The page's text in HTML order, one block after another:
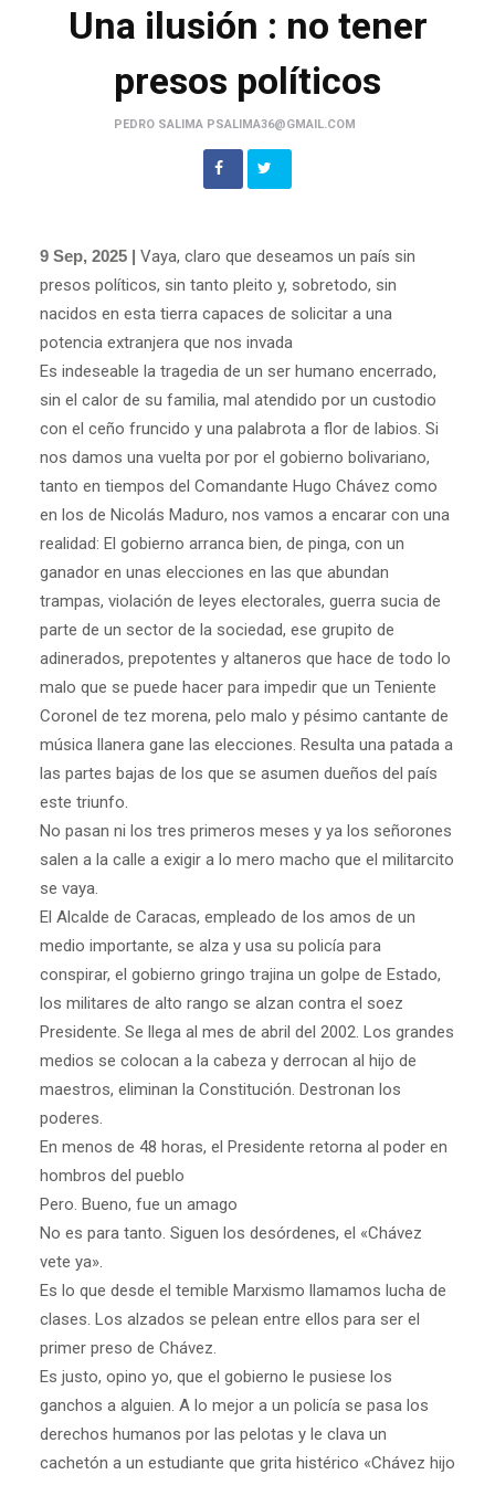
Una ilusión : no tener
presos políticos
PEDRO SALIMA PSALIMA36@GMAIL.COM
9 Sep, 2025 | Vaya, claro que deseamos un país sin
presos políticos, sin tanto pleito y, sobretodo, sin
nacidos en esta tierra capaces de solicitar a una
potencia extranjera que nos invada
Es indeseable la tragedia de un ser humano encerrado,
sin el calor de su familia, mal atendido por un custodio
con el ceño fruncido y una palabrota a flor de labios. Si
nos damos una vuelta por por el gobierno bolivariano,
tanto en tiempos del Comandante Hugo Chávez como
en los de Nicolás Maduro, nos vamos a encarar con una
realidad: El gobierno arranca bien, de pinga, con un
ganador en unas elecciones en las que abundan
trampas, violación de leyes electorales, guerra sucia de
parte de un sector de la sociedad, ese grupito de
adinerados, prepotentes y altaneros que hace de todo lo
malo que se puede hacer para impedir que un Teniente
Coronel de tez morena, pelo malo y pésimo cantante de
música llanera gane las elecciones. Resulta una patada a
las partes bajas de los que se asumen dueños del país
este triunfo.
No pasan ni los tres primeros meses y ya los señorones
salen a la calle a exigir a lo mero macho que el militarcito
se vaya.
El Alcalde de Caracas, empleado de los amos de un
medio importante, se alza y usa su policía para
conspirar, el gobierno gringo trajina un golpe de Estado,
los militares de alto rango se alzan contra el soez
Presidente. Se llega al mes de abril del 2002. Los grandes
medios se colocan a la cabeza y derrocan al hijo de
maestros, eliminan la Constitución. Destronan los
poderes.
En menos de 48 horas, el Presidente retorna al poder en
hombros del pueblo
Pero. Bueno, fue un amago
No es para tanto. Siguen los desórdenes, el «Chávez
vete ya».
Es lo que desde el temible Marxismo llamamos lucha de
clases. Los alzados se pelean entre ellos para ser el
primer preso de Chávez.
Es justo, opino yo, que el gobierno le pusiese los
ganchos a alguien. A lo mejor a un policía se pasa los
derechos humanos por las pelotas y le clava un
cachetón a un estudiante que grita histérico «Chávez hijo